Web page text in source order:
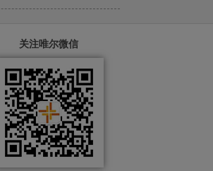
进虫？
急，这样处理更安全?
关注唯尔微信